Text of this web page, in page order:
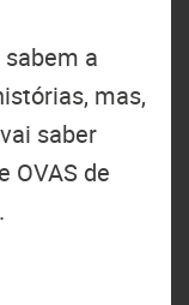
a
mas,
saber
OVAS de